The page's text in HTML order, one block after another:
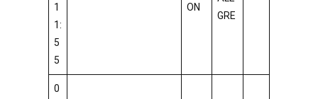
1
1:
5
5
ON
GRE
0